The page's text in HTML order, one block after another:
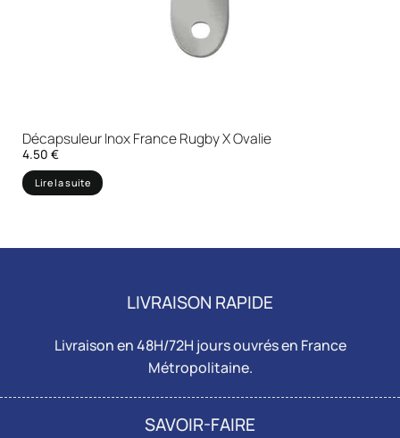
Décapsuleur Inox France Rugby X Ovalie
4.50 €
Lire la suite
LIVRAISON RAPIDE
Livraison en 48H/72H jours ouvrés en France
Métropolitaine.
SAVOIR-FAIRE